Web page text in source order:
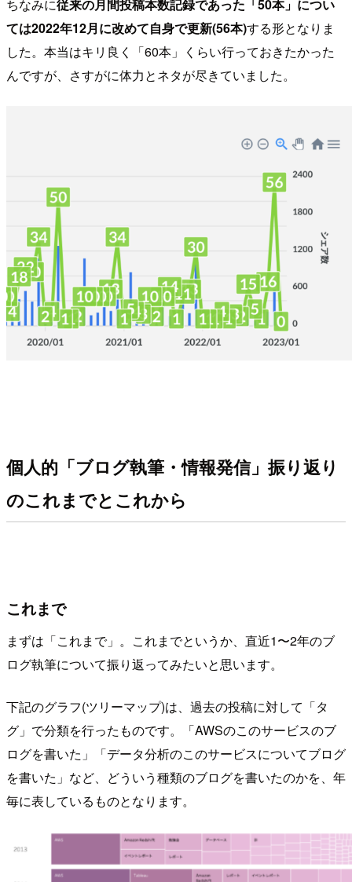
ちなみに従来の月間投稿本数記録であった「50本」につい
ては2022年12月に改めて自身で更新(56本)する形となりま
した。本当はキリ良く「60本」くらい行っておきたかった
んですが、さすがに体力とネタが尽きていました。
個人的「ブログ執筆・情報発信」振り返り
のこれまでとこれから
これまで
まずは「これまで」。これまでというか、直近1〜2年のブ
ログ執筆について振り返ってみたいと思います。
下記のグラフ(ツリーマップ)は、過去の投稿に対して「タ
グ」で分類を行ったものです。「AWSのこのサービスのブ
ログを書いた」「データ分析のこのサービスについてブログ
を書いた」など、どういう種類のブログを書いたのかを、年
毎に表しているものとなります。